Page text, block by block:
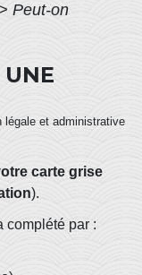
> Peut-on
légale et administrative
carte grise
).
complété par :